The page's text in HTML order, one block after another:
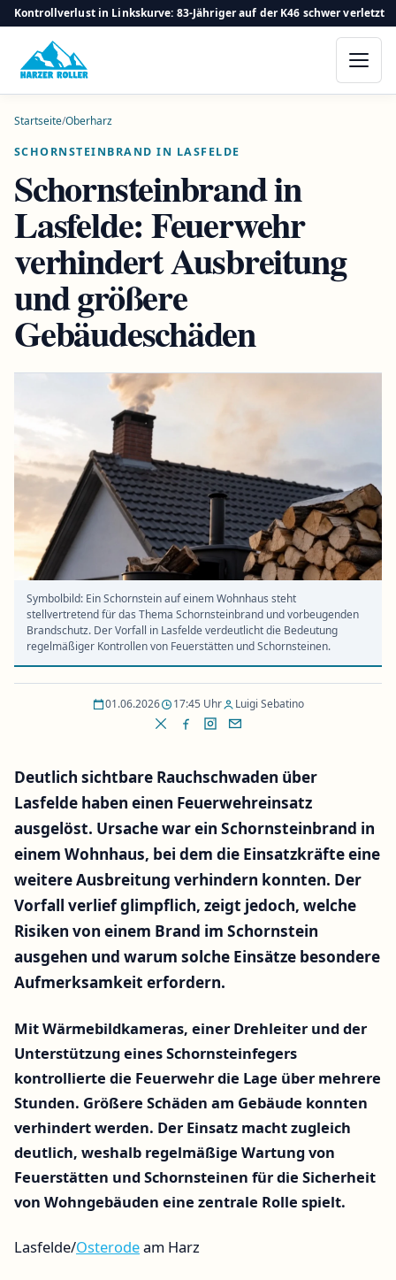
Kontrollverlust in Linkskurve: 83-Jähriger auf der K46 schwer verletzt
Startseite/Oberharz
SCHORNSTEINBRAND IN LASFELDE
Schornsteinbrand in
Lasfelde: Feuerwehr
verhindert Ausbreitung
und größere
Gebäudeschäden
Symbolbild: Ein Schornstein auf einem Wohnhaus steht
stellvertretend für das Thema Schornsteinbrand und vorbeugenden
Brandschutz. Der Vorfall in Lasfelde verdeutlicht die Bedeutung
regelmäßiger Kontrollen von Feuerstätten und Schornsteinen.
01.06.2026 17:45 Uhr Luigi Sebatino
Deutlich sichtbare Rauchschwaden über
Lasfelde haben einen Feuerwehreinsatz
ausgelöst. Ursache war ein Schornsteinbrand in
einem Wohnhaus, bei dem die Einsatzkräfte eine
weitere Ausbreitung verhindern konnten. Der
Vorfall verlief glimpflich, zeigt jedoch, welche
Risiken von einem Brand im Schornstein
ausgehen und warum solche Einsätze besondere
Aufmerksamkeit erfordern.
Mit Wärmebildkameras, einer Drehleiter und der
Unterstützung eines Schornsteinfegers
kontrollierte die Feuerwehr die Lage über mehrere
Stunden. Größere Schäden am Gebäude konnten
verhindert werden. Der Einsatz macht zugleich
deutlich, weshalb regelmäßige Wartung von
Feuerstätten und Schornsteinen für die Sicherheit
von Wohngebäuden eine zentrale Rolle spielt.
Lasfelde/Osterodeam Harz